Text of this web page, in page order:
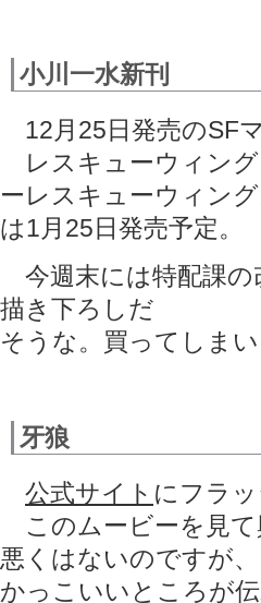
小川一水新刊
12月25日発売のSF
レスキューウィン
ーレスキューウィング
は1月25日発売予定。
今週末には特配課の
描き下ろしだ
そうな。買ってしま
牙狼
公式サイト にフラ
このムービーを見て
悪くはないのですが、
かっこいいところが